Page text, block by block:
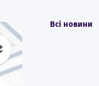
Всі новини